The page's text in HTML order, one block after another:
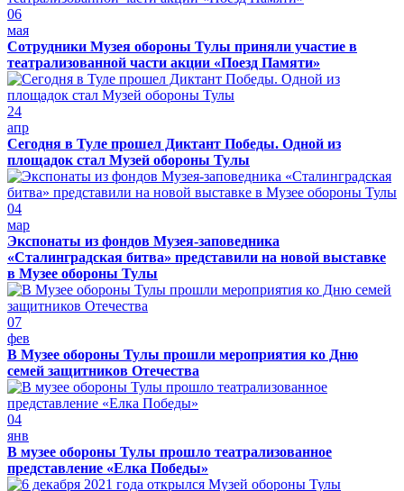
06
мая
Сотрудники Музея обороны Тулы приняли участие в
театрализованной части акции «Поезд Памяти»
24
апр
Сегодня в Туле прошел Диктант Победы. Одной из
площадок стал Музей обороны Тулы
04
мар
Экспонаты из фондов Музея-заповедника
«Сталинградская битва» представили на новой выставке
в Музее обороны Тулы
07
фев
В Музее обороны Тулы прошли мероприятия ко Дню
семей защитников Отечества
04
янв
В музее обороны Тулы прошло театрализованное
представление «Елка Победы»